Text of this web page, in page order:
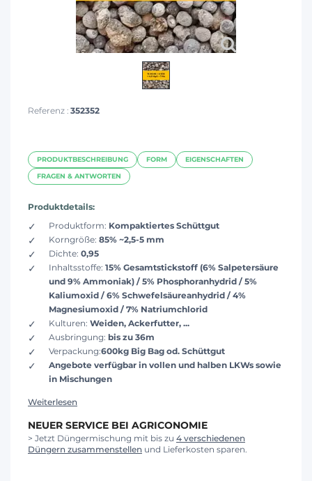
Referenz : 352352
PRODUKTBESCHREIBUNG FORM EIGENSCHAFTEN
FRAGEN & ANTWORTEN
Produktdetails:
Produktform: Kompaktiertes Schüttgut
Korngröße: 85% ~2,5-5 mm
Dichte: 0,95
Inhaltsstoffe: 15% Gesamtstickstoff (6% Salpetersäure
und 9% Ammoniak) / 5% Phosphoranhydrid / 5%
Kaliumoxid / 6% Schwefelsäureanhydrid / 4%
Magnesiumoxid / 7% Natriumchlorid
Kulturen: Weiden, Ackerfutter, ...
Ausbringung: bis zu 36m
Verpackung:600kg Big Bag od. Schüttgut
Angebote verfügbar in vollen und halben LKWs sowie
in Mischungen
Weiterlesen
NEUER SERVICE BEI AGRICONOMIE
> Jetzt Düngermischung mit bis zu 4 verschiedenen
Düngern zusammenstellen und Lieferkosten sparen.